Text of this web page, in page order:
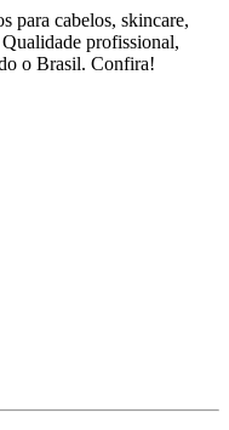
para cabelos, skincare,
profissional,
o Brasil. Confira!